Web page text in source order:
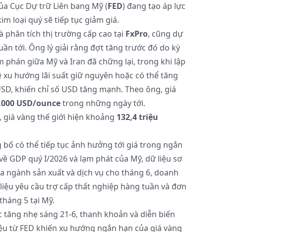
Cục Dự trữ Liên bang Mỹ (FED) đang tạo áp lực
loại quý sẽ tiếp tục giảm giá.
phân tích thị trường cấp cao tại FxPro, cũng dự
tới. Ông lý giải rằng đợt tăng trước đó do kỳ
phán giữa Mỹ và Iran đã chững lại, trong khi lập
xu hướng lãi suất giữ nguyên hoặc có thể tăng
khiến chỉ số USD tăng mạnh. Theo ông, giá
USD/ouncetrong những ngày tới.
vàng thế giới hiện khoảng 132,4 triệu
bố có thể tiếp tục ảnh hưởng tới giá trong ngắn
GDP quý I/2026 và lạm phát của Mỹ, dữ liệu sơ
ngành sản xuất và dịch vụ cho tháng 6, doanh
yêu cầu trợ cấp thất nghiệp hàng tuần và đơn
5 tại Mỹ.
nhẹ sáng 21-6, thanh khoản và diễn biến
từ FED khiến xu hướng ngắn hạn của giá vàng